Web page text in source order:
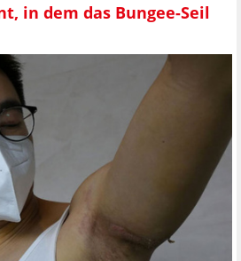
in dem das Bungee-Seil